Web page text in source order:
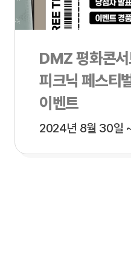
DMZ 평화콘서
피크닉 페스티
이벤트
2024년 8월 30일